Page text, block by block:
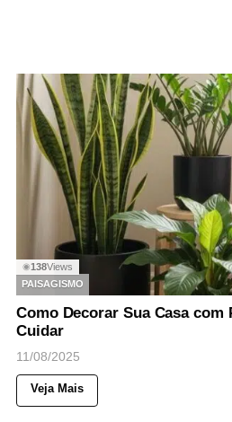
◉138Views
PAISAGISMO
Como Decorar Sua Casa com
Cuidar
11/08/2025
Veja Mais